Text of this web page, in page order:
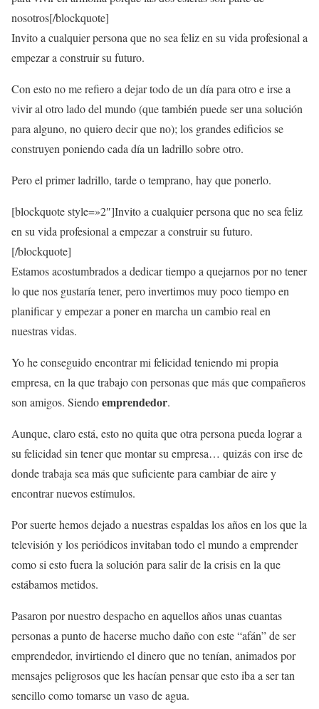
nosotros[/blockquote]
Invito a cualquier persona que no sea feliz en su vida profesional a
empezar a construir su futuro.
Con esto no me refiero a dejar todo de un día para otro e irse a
vivir al otro lado del mundo (que también puede ser una solución
para alguno, no quiero decir que no); los grandes edificios se
construyen poniendo cada día un ladrillo sobre otro.
Pero el primer ladrillo, tarde o temprano, hay que ponerlo.
[blockquote style=»2″]Invito a cualquier persona que no sea feliz
en su vida profesional a empezar a construir su futuro.
[/blockquote]
Estamos acostumbrados a dedicar tiempo a quejarnos por no tener
lo que nos gustaría tener, pero invertimos muy poco tiempo en
planificar y empezar a poner en marcha un cambio real en
nuestras vidas.
Yo he conseguido encontrar mi felicidad teniendo mi propia
empresa, en la que trabajo con personas que más que compañeros
son amigos. Siendoemprendedor.
Aunque, claro está, esto no quita que otra persona pueda lograr a
su felicidad sin tener que montar su empresa… quizás con irse de
donde trabaja sea más que suficiente para cambiar de aire y
encontrar nuevos estímulos.
Por suerte hemos dejado a nuestras espaldas los años en los que la
televisión y los periódicos invitaban todo el mundo a emprender
como si esto fuera la solución para salir de la crisis en la que
estábamos metidos.
Pasaron por nuestro despacho en aquellos años unas cuantas
personas a punto de hacerse mucho daño con este “afán” de ser
emprendedor, invirtiendo el dinero que no tenían, animados por
mensajes peligrosos que les hacían pensar que esto iba a ser tan
sencillo como tomarse un vaso de agua.